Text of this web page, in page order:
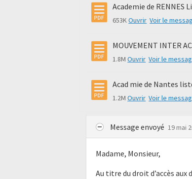
Academie de RENNES
653KOuvrir Voir le
MOUVEMENT INTER
1.8MOuvrir Voir le
Acad mie de Nantes
1.2MOuvrir Voir le
Message envoyé 19 mai
Madame, Monsieur,
Au titre du droit d’accès